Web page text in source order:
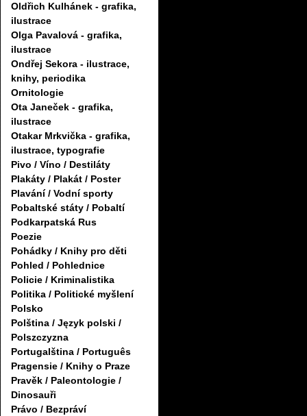
Oldřich Kulhánek - grafika,
ilustrace
Olga Pavalová - grafika,
ilustrace
Ondřej Sekora - ilustrace,
knihy, periodika
Ornitologie
Ota Janeček - grafika,
ilustrace
Otakar Mrkvička - grafika,
ilustrace, typografie
Pivo / Víno / Destiláty
Plakáty / Plakát / Poster
Plavání / Vodní sporty
Pobaltské státy / Pobaltí
Podkarpatská Rus
Poezie
Pohádky / Knihy pro děti
Pohled / Pohlednice
Policie / Kriminalistika
Politika / Politické myšlení
Polsko
Polština / Język polski /
Polszczyzna
Portugalština / Português
Pragensie / Knihy o Praze
Pravěk / Paleontologie /
Dinosauři
Právo / Bezpráví